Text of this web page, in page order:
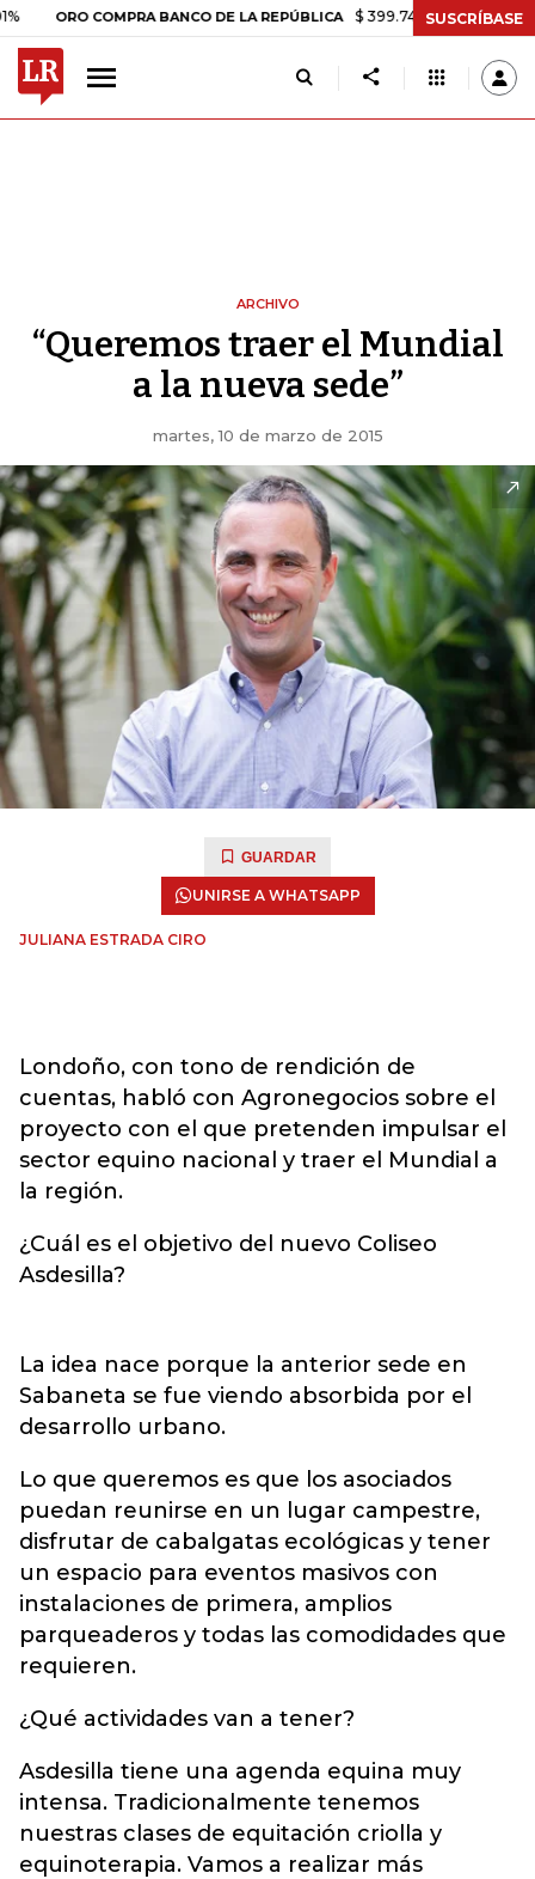
ORO COMPRA BANCO DE LA REPÚBLICA $ 399.745,16 +$ 2.295,71
SUSCRÍBASE
ARCHIVO
“Queremos traer el Mundial
a la nueva sede”
martes, 10 de marzo de 2015
GUARDAR
UNIRSE A WHATSAPP
JULIANA ESTRADA CIRO
Londoño, con tono de rendición de
cuentas, habló con Agronegocios sobre el
proyecto con el que pretenden impulsar el
sector equino nacional y traer el Mundial a
la región.
¿Cuál es el objetivo del nuevo Coliseo
Asdesilla?
La idea nace porque la anterior sede en
Sabaneta se fue viendo absorbida por el
desarrollo urbano.
Lo que queremos es que los asociados
puedan reunirse en un lugar campestre,
disfrutar de cabalgatas ecológicas y tener
un espacio para eventos masivos con
instalaciones de primera, amplios
parqueaderos y todas las comodidades que
requieren.
¿Qué actividades van a tener?
Asdesilla tiene una agenda equina muy
intensa. Tradicionalmente tenemos
nuestras clases de equitación criolla y
equinoterapia. Vamos a realizar más